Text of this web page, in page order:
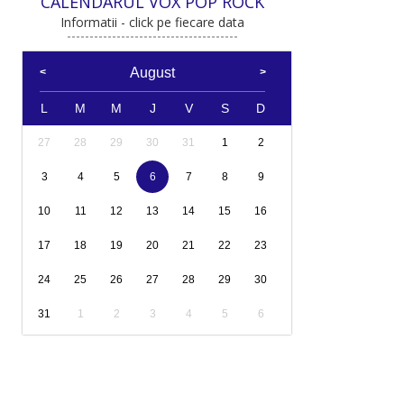
Informatii - click pe fiecare data
August
L M M J V S D
27 28 29 30 31 1 2
3 4 5 6 7 8 9
10 11 12 13 14 15 16
17 18 19 20 21 22 23
24 25 26 27 28 29 30
31 1 2 3 4 5 6